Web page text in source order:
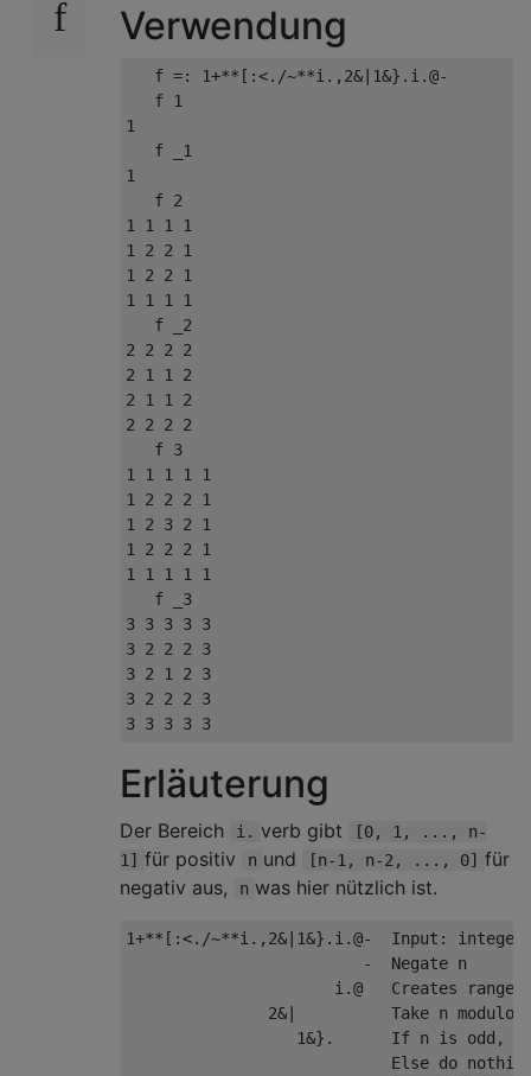
Verwendung
   f =: 1+**[:<./~**i.,2&|1&}.i.@-
   f 1
1
   f _1
1
   f 2
1 1 1 1
1 2 2 1
1 2 2 1
1 1 1 1
   f _2
2 2 2 2
2 1 1 2
2 1 1 2
2 2 2 2
   f 3
1 1 1 1 1
1 2 2 2 1
1 2 3 2 1
1 2 2 2 1
1 1 1 1 1
   f _3
3 3 3 3 3
3 2 2 2 3
3 2 1 2 3
3 2 2 2 3
Erläuterung
Der Bereich i. verb gibt
[0, 1, ..., n-
1] für positiv n und [n-1, n-2, ..., 0] für
negativ aus,
n was hier nützlich ist.
1+**[:<./~**i.,2&|1&}.i.@-  Input: integer
                         -  Negate n
i.@   Creates range
2&|          Take n modulo
1&}.      If n is odd,
Else do